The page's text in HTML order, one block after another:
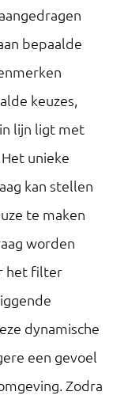
bepaalde
keuzes,
lijn ligt met
unieke
kan stellen
te maken
worden
het filter
dynamische
een gevoel
Zodra